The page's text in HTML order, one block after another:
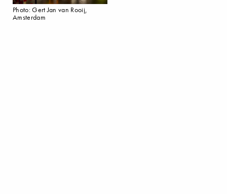
Photo: Gert Jan van Rooij,
Amsterdam